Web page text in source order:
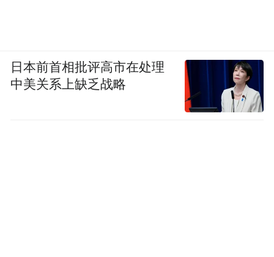
日本前首相批评高市在处理
中美关系上缺乏战略